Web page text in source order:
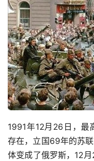
1991年12月26日，最
存在，立国69年的苏
体变成了俄罗斯，12